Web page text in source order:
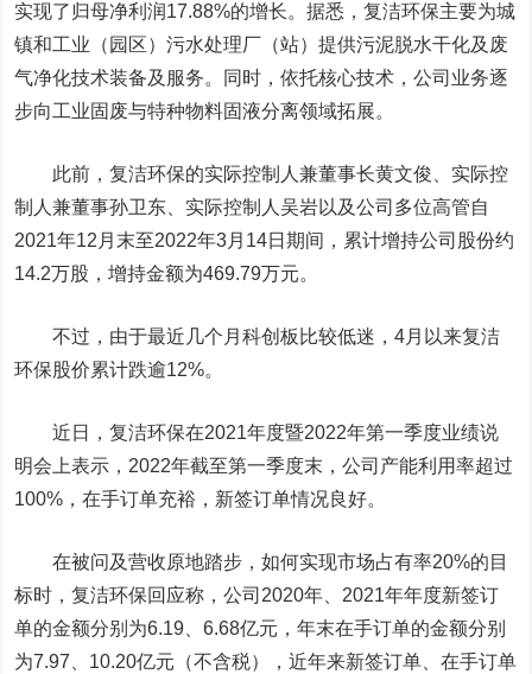
实现了归母净利润17.88%的增长。据悉，复洁环保主要为城
镇和工业（园区）污水处理厂（站）提供污泥脱水干化及废
气净化技术装备及服务。同时，依托核心技术，公司业务逐
步向工业固废与特种物料固液分离领域拓展。
此前，复洁环保的实际控制人兼董事长黄文俊、实际控
制人兼董事孙卫东、实际控制人吴岩以及公司多位高管自
2021年12月末至2022年3月14日期间，累计增持公司股份约
14.2万股，增持金额为469.79万元。
不过，由于最近几个月科创板比较低迷，4月以来复洁
环保股价累计跌逾12%。
近日，复洁环保在2021年度暨2022年第一季度业绩说
明会上表示，2022年截至第一季度末，公司产能利用率超过
100%，在手订单充裕，新签订单情况良好。
在被问及营收原地踏步，如何实现市场占有率20%的目
标时，复洁环保回应称，公司2020年、2021年年度新签订
单的金额分别为6.19、6.68亿元，年末在手订单的金额分别
为7.97、10.20亿元（不含税），近年来新签订单、在手订单